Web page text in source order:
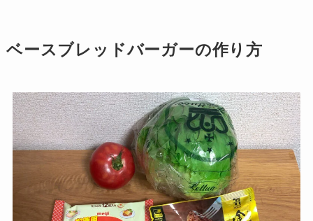
ベースブレッドバーガーの作り方